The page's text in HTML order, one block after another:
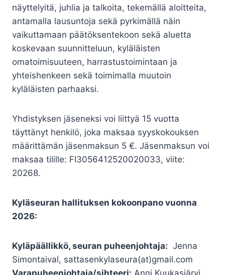
näyttelyitä, juhlia ja talkoita, tekemällä aloitteita,
antamalla lausuntoja sekä pyrkimällä näin
vaikuttamaan päätöksentekoon sekä aluetta
koskevaan suunnitteluun, kyläläisten
omatoimisuuteen, harrastustoimintaan ja
yhteishenkeen sekä toimimalla muutoin
kyläläisten parhaaksi.
Yhdistyksen jäseneksi voi liittyä 15 vuotta
täyttänyt henkilö, joka maksaa syyskokouksen
määrittämän jäsenmaksun 5 €. Jäsenmaksun voi
maksaa tilille: FI3056412520020033, viite:
20268.
Kyläseuran hallituksen kokoonpano vuonna
2026:
Kyläpäällikkö, seuran puheenjohtaja: Jenna
Simontaival, sattasenkylaseura(at)gmail.com
Varapuheenjohtaja/sihteeri: Anni Kuukasjärvi